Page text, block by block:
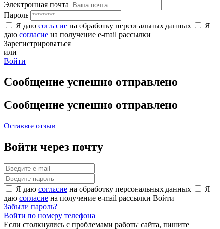
Электронная почта
Пароль
Я даю согласие на обработку персональных данных
Я
даю согласие на получение e-mail рассылки
Зарегистрироваться
или
Войти
Сообщение успешно отправлено
Сообщение успешно отправлено
Оставьте отзыв
Войти через почту
Я даю согласие на обработку персональных данных
Я
даю согласие на получение e-mail рассылки Войти
Забыли пароль?
Войти по номеру телефона
Если столкнулись с проблемами работы сайта, пишите